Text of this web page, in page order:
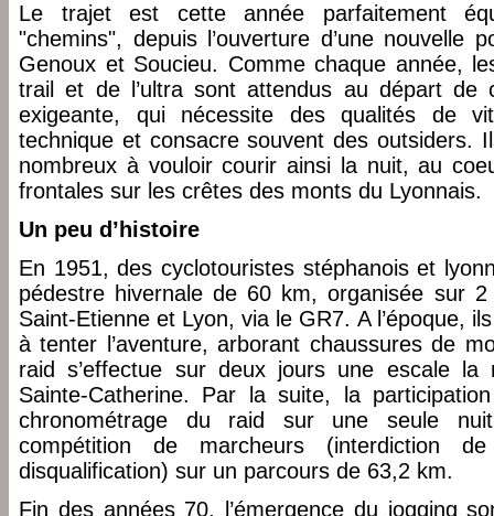
Le trajet est cette année parfaitement
"chemins", depuis l’ouverture d’une nouvelle
Genoux et Soucieu. Comme chaque année,
trail et de l’ultra sont attendus au départ de
exigeante, qui nécessite des qualités de
technique et consacre souvent des outsiders.
nombreux à vouloir courir ainsi la nuit, au
frontales sur les crêtes des monts du Lyonnais.
Un peu d’histoire
En 1951, des cyclotouristes stéphanois et
pédestre hivernale de 60 km, organisée sur
Saint-Etienne et Lyon, via le GR7. A l’époque,
à tenter l’aventure, arborant chaussures de
raid s’effectue sur deux jours une escale
Sainte-Catherine. Par la suite, la
chronométrage du raid sur une seule
compétition de marcheurs (interdiction
disqualification) sur un parcours de 63,2 km.
Fin des années 70, l’émergence du jogging